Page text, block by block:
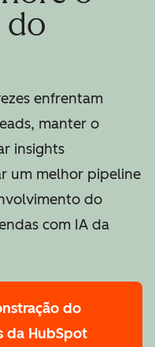
do
enfrentam
manter o
insights
um melhor pipeline
do
com IA da
do
da HubSpot